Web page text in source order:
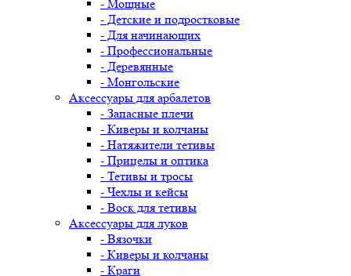
- Мощные
- Детские и подростковые
- Для начинающих
- Профессиональные
- Деревянные
- Монгольские
Аксессуары для арбалетов
- Запасные плечи
- Киверы и колчаны
- Натяжители тетивы
- Прицелы и оптика
- Тетивы и тросы
- Чехлы и кейсы
- Воск для тетивы
Аксессуары для луков
- Вязочки
- Киверы и колчаны
- Краги